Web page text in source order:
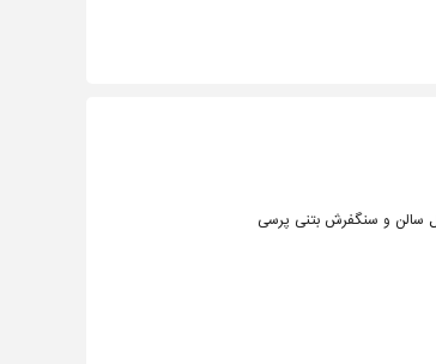
سالن و سنگفرش بتنی پرسی